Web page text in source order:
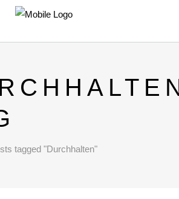
tagged "Durchhalten"